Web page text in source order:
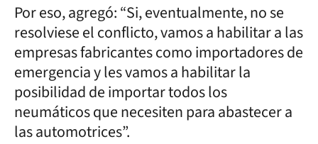
Por eso, agregó: “Si, eventualmente, no se
resolviese el conflicto, vamos a habilitar a las
empresas fabricantes como importadores de
emergencia y les vamos a habilitar la
posibilidad de importar todos los
neumáticos que necesiten para abastecer a
las automotrices”.